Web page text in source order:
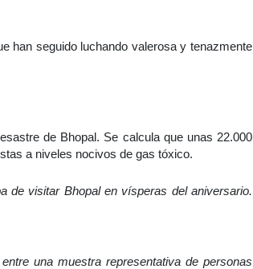
han seguido luchando valerosa y tenazmente
de Bhopal. Se calcula que unas 22.000
a niveles nocivos de gas tóxico.
de visitar Bhopal en vísperas del aniversario.
una muestra representativa de personas